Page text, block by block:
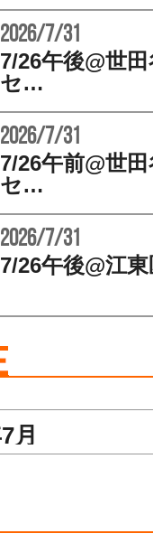
2026/7/31
7/26午後@世
セ…
2026/7/31
7/26午前@世
セ…
2026/7/31
7/26午後@江